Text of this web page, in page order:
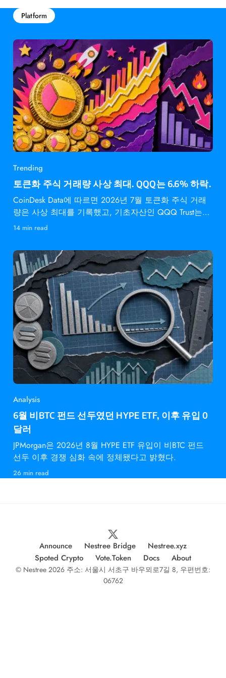
Platform
Trending
토큰화 주식 거래량 사상 최대. QQQ는 6.6% 하락.
CoinDesk Data에 따르면 2026년 7월 토큰화 주식 거래
량은 사상 최대를 기록했고, 기초자산인 QQQ Trust는
6.6% 하락했다.
14 min read
Analysis
6월 비BTC 펀드 선두였던 HYPE ETF, 이후 유입 0
달러
JPMorgan은 2026년 8월 HYPE ETF 유입이 비BTC 펀드
선두 이후 경쟁 심화 속에 정체됐다고 밝혔다.
26 min read
Announce Nestree Bridge
Nestree.xyz
Spoted Crypto
Vote.Token Docs About
© Nestree 2026 주소: 서울시 서초구 바우뫼로7길 8, 우편번호:
06762